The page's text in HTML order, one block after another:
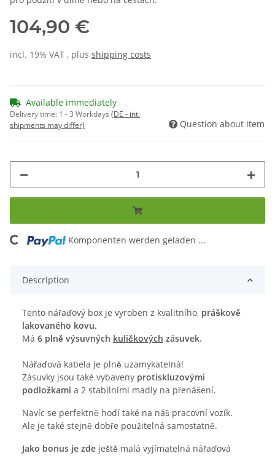
104,90 €
incl. 19% VAT , plus shipping costs
Available immediately
Delivery time: 1 - 3 Workdays (DE - int.
shipments may differ)
Question about item
Komponenten werden geladen ...
Description
Tento nářaďový box je vyroben z kvalitního, práškově
lakovaného kovu.
Má 6 plně výsuvných kuličkových zásuvek.
Nářaďová kabela je plně uzamykatelná!
Zásuvky jsou také vybaveny protiskluzovými
podložkami a 2 stabilními madly na přenášení.
Navíc se perfektně hodí také na náš pracovní vozík.
Ale je také stejně dobře použitelná samostatně.
Jako bonus je zde ještě malá vyjímatelná nářaďová